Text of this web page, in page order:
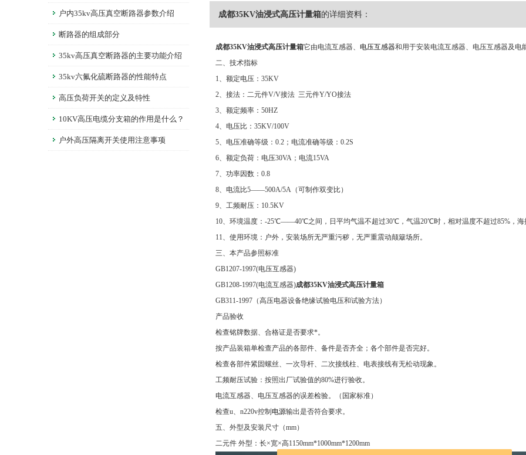
品 户内35kv高压真空断路器参数介绍
断路器的组成部分
35kv高压真空断路器的主要功能介绍
35kv六氟化硫断路器的性能特点
高压负荷开关的定义及特性
10KV高压电缆分支箱的作用是什么？
户外高压隔离开关使用注意事项
成都35KV油浸式高压计量箱的详细资料：
成都35KV油浸式高压计量箱它由电流互感器、 电压互感器和用于安装电流互感器、电压互感器及
二、技术指标
1、额定电压：35KV
2、接法：二元件V/V接法 三元件Y/YO接法
3、额定频率：50HZ
4、电压比：35KV/100V
5、电压准确等级：0.2；电流准确等级：0.2S
6、额定负荷：电压30VA；电流15VA
7、功率因数：0.8
8、电流比5——500A/5A（可制作双变比）
9、工频耐压：10.5KV
10、环境温度：-25℃——40℃之间，日平均气温不超过30℃，气温20℃时，相对温度不超过85%，海
11、使用环境：户外，安装场所无严重污秽，无严重震动颠簸场所。
三、本产品参照标准
GB1207-1997(电压互感器)
GB1208-1997(电流互感器)成都35KV油浸式高压计量箱
GB311-1997（高压电器设备绝缘试验电压和试验方法）
产品验收
检查铭牌数据、合格证是否要求*。
按产品装箱单检查产品的各部件、备件是否齐全；各个部件是否完好。
检查各部件紧固螺丝、一次导杆、二次接线柱、电表接线有无松动现象。
工频耐压试验：按照出厂试验值的80%进行验收。
电流互感器、电压互感器的误差检验。（国家标准）
检查u、n220v控制 电源输出是否符合要求。
五、外型及安装尺寸（mm）
二元件 外型：长×宽×高1150mm*1000mm*1200mm